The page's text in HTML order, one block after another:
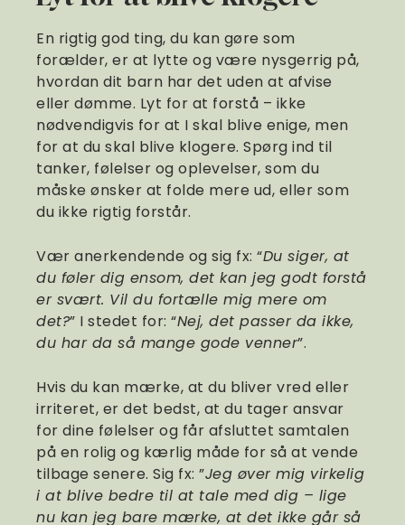
En rigtig god ting, du kan gøre som
forælder, er at lytte og være nysgerrig på,
hvordan dit barn har det uden at afvise
eller dømme. Lyt for at forstå – ikke
nødvendigvis for at I skal blive enige, men
for at du skal blive klogere. Spørg ind til
tanker, følelser og oplevelser, som du
måske ønsker at folde mere ud, eller som
du ikke rigtig forstår.
Vær anerkendende og sig fx: “Du siger, at
du føler dig ensom, det kan jeg godt forstå
er svært. Vil du fortælle mig mere om
det?” I stedet for: “Nej, det passer da ikke,
du har da så mange gode venner”.
Hvis du kan mærke, at du bliver vred eller
irriteret, er det bedst, at du tager ansvar
for dine følelser og får afsluttet samtalen
på en rolig og kærlig måde for så at vende
tilbage senere. Sig fx: ”Jeg øver mig virkelig
i at blive bedre til at tale med dig – lige
nu kan jeg bare mærke, at det ikke går så